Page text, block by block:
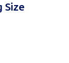
Size